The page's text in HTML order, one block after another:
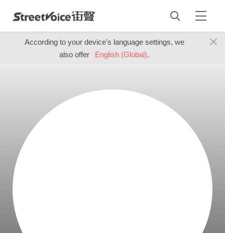
According to your device's language settings, we
also offer
English (Global).